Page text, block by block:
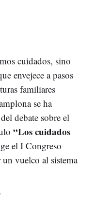
cuidados, sino
envejece a pasos
familiares
se ha
debate sobre el
“Los cuidados
el I Congreso
un vuelco al sistema